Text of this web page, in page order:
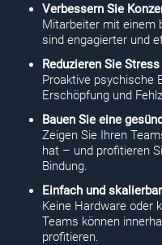
Verbessern Sie
Mitarbeiter mit einem
sind engagierter und
Reduzieren Sie
Proaktive psychische
Erschöpfung und
Bauen Sie eine
Zeigen Sie Ihren
hat – und profitieren
Bindung.
Einfach und skalierbar
Keine Hardware oder
Teams können
profitieren.